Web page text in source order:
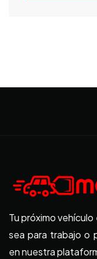
Tu próximo
sea para trabajo o
en nuestra